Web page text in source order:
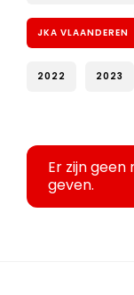
JKA VLAANDEREN
2022 2023
Er zijn
geven.